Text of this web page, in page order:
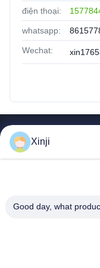
điện thoại:
whatsapp:
Wechat:
Xinji
Good day, what